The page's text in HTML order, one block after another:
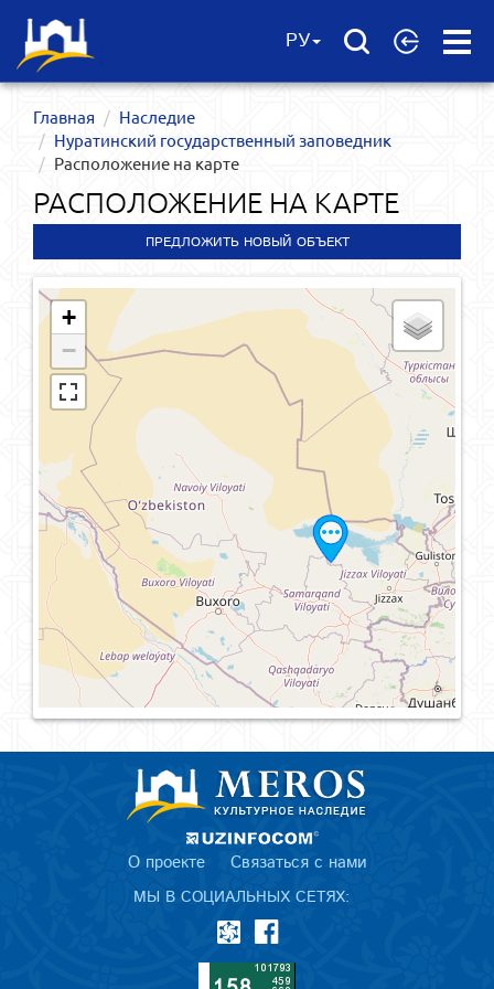
Open
РУ
Главная
Наследие
Нуратинский государственный заповедник
Расположение на карте
РАСПОЛОЖЕНИЕ НА КАРТЕ
ПРЕДЛОЖИТЬ НОВЫЙ ОБЪЕКТ
+
−
О проекте Связаться с нами
МЫ В СОЦИАЛЬНЫХ СЕТЯХ: